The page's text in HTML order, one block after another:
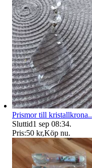
Prismor till kristallkrona..
Sluttid1 sep 08:34.
Pris:50 kr,Köp nu.